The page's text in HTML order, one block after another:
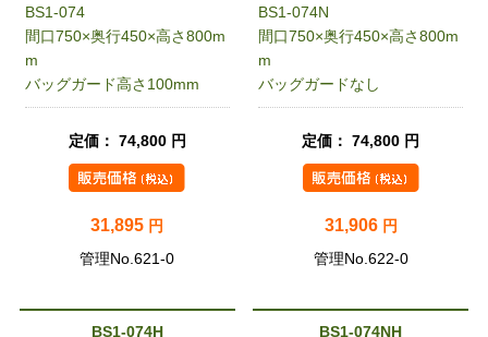
BS1-074
間口750×奥行450×高さ800m
m
バッグガード高さ100mm
定価： 74,800 円
31,895 円
管理No.621-0
BS1-074N
間口750×奥行450×高さ800m
m
バッグガードなし
定価： 74,800 円
31,906 円
管理No.622-0
BS1-074H BS1-074NH